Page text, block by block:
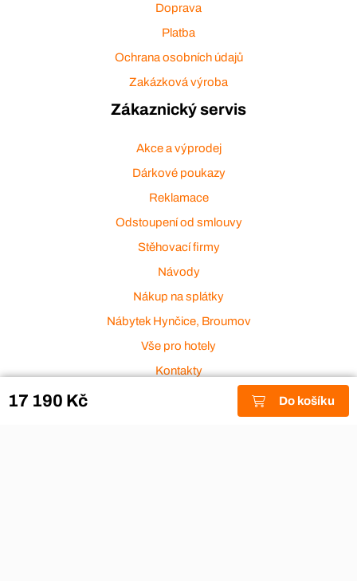
17 190 Kč Do košíku
Doprava
Platba
Ochrana osobních údajů
Zakázková výroba
Zákaznický servis
Akce a výprodej
Dárkové poukazy
Reklamace
Odstoupení od smlouvy
Stěhovací firmy
Návody
Nákup na splátky
Nábytek Hynčice, Broumov
Vše pro hotely
Kontakty
Přijímáme platební karty